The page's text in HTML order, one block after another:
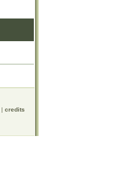
| credits